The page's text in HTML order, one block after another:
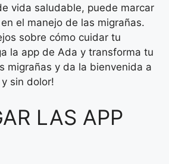
vida saludable, puede marcar
el manejo de las migrañas.
sobre cómo cuidar tu
la app de Ada y transforma tu
migrañas y da la bienvenida a
sin dolor!
LAS APP